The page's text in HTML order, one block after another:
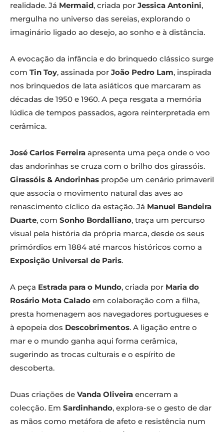
realidade. Já Mermaid, criada por Jessica Antonini,
mergulha no universo das sereias, explorando o
imaginário ligado ao desejo, ao sonho e à distância.
A evocação da infância e do brinquedo clássico surge
com Tin Toy, assinada por João Pedro Lam, inspirada
nos brinquedos de lata asiáticos que marcaram as
décadas de 1950 e 1960. A peça resgata a memória
lúdica de tempos passados, agora reinterpretada em
cerâmica.
José Carlos Ferreira apresenta uma peça onde o voo
das andorinhas se cruza com o brilho dos girassóis.
Girassóis & Andorinhas propõe um cenário primaveril
que associa o movimento natural das aves ao
renascimento cíclico da estação. Já Manuel Bandeira
Duarte, com Sonho Bordalliano, traça um percurso
visual pela história da própria marca, desde os seus
primórdios em 1884 até marcos históricos como a
Exposição Universal de Paris.
A peça Estrada para o Mundo, criada por Maria do
Rosário Mota Calado em colaboração com a filha,
presta homenagem aos navegadores portugueses e
à epopeia dos Descobrimentos. A ligação entre o
mar e o mundo ganha aqui forma cerâmica,
sugerindo as trocas culturais e o espírito de
descoberta.
Duas criações de Vanda Oliveira encerram a
colecção. Em Sardinhando, explora-se o gesto de dar
as mãos como metáfora de afeto e resistência num